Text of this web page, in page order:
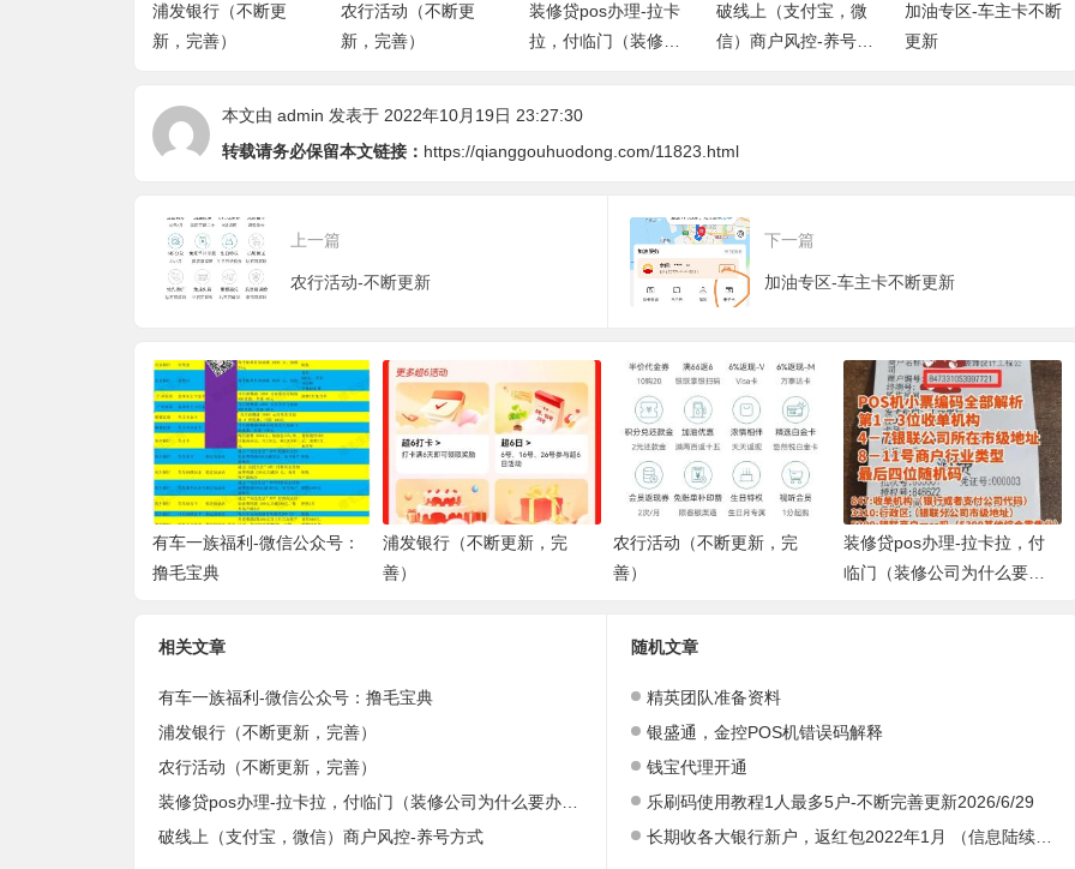
浦发银行（不断更
新，完善）
农行活动（不断更
新，完善）
装修贷pos办理-拉卡
拉，付临门（装修公
破线上（支付宝，微
信）商户风控-养号方
加油专区-车主卡不断
更新
本文由 admin 发表于 2022年10月19日 23:27:30
转载请务必保留本文链接： https://qianggouhuodong.com/11823.html
上一篇
农行活动-不断更新
下一篇
加油专区-车主卡不断更新
有车一族福利-微信公众号：
撸毛宝典
浦发银行（不断更新，完
善）
农行活动（不断更新，完
善）
装修贷pos办理-拉卡拉，付
临门（装修公司为什么要办
相关文章
有车一族福利-微信公众号：撸毛宝典
浦发银行（不断更新，完善）
农行活动（不断更新，完善）
破线上（支付宝，微信）商户风控-养号方式
随机文章
精英团队准备资料
银盛通，金控POS机错误码解释
钱宝代理开通
乐刷码使用教程1人最多5户-不断完善更新2026/6/29
长期收各大银行新户，返红包2022年1月 （信息陆续更新）